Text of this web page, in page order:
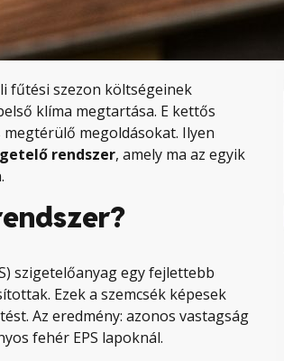
fűtési szezon költségeinek
klíma megtartása. E kettős
megoldásokat. Ilyen
rendszer, amely ma az egyik
szigetelőanyag egy fejlettebb
Ezek a szemcsék képesek
Az eredmény: azonos vastagság
fehér EPS lapoknál.